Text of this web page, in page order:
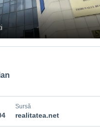
Sursă
realitatea.net